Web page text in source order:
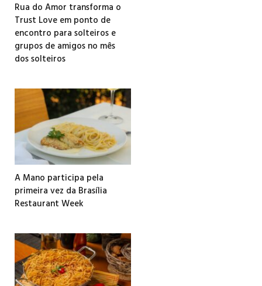
Rua do Amor transforma o
Trust Love em ponto de
encontro para solteiros e
grupos de amigos no mês
dos solteiros
A Mano participa pela
primeira vez da Brasília
Restaurant Week